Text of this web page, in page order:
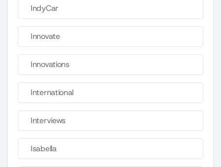
IndyCar
Innovate
Innovations
International
Interviews
Isabella